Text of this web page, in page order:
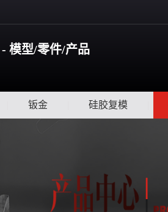
模型/零件/产品
钣金 硅胶复模